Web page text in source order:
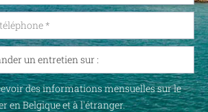
des informations mensuelles sur le
en Belgique et à l'étranger.